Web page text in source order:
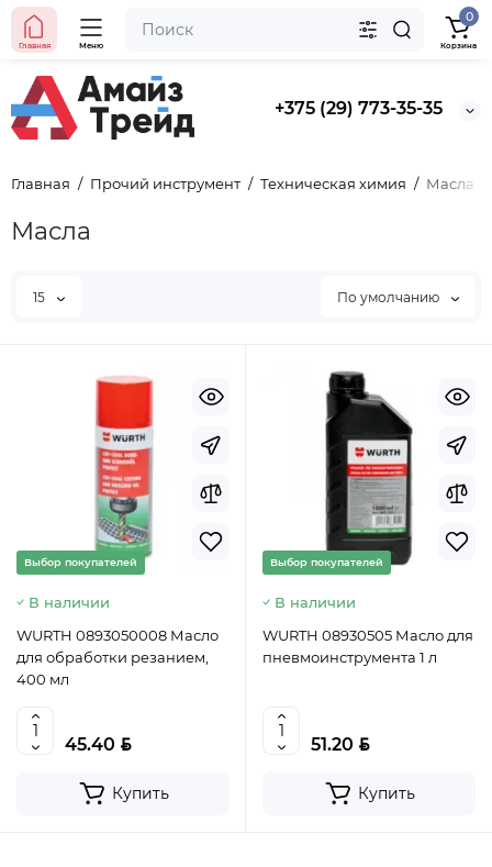
+375 (29) 773-35-35
Главная Меню
0
Корзина
Главная Прочий инструмент Техническая химия Масла
Предзаказ
Ведро строительное 12л, ПРЕМИУМ, арт. 0201 БЕЗ
Уточнить цену
Масла
15 По умолчанию
Выбор покупателей
В наличии
WURTH 0893050008 Масло
для обработки резанием,
400 мл
45.40 BYN
Купить
Выбор покупателей
В наличии
WURTH 08930505 Масло для
пневмоинструмента 1 л
51.20 BYN
Купить